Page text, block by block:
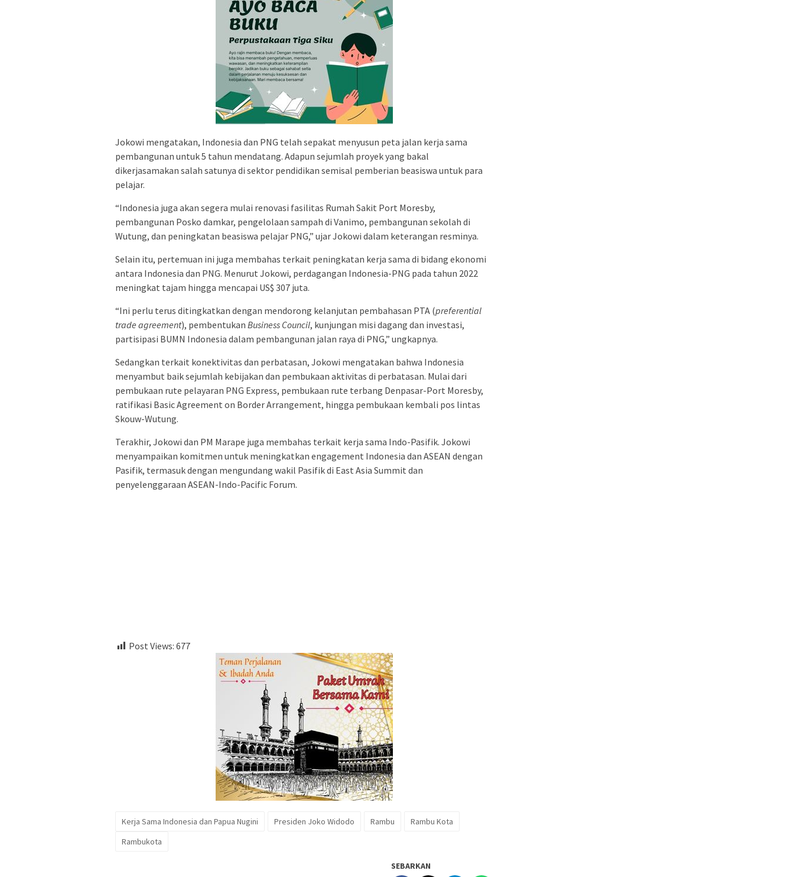
Jokowi mengatakan, Indonesia dan PNG telah sepakat menyusun peta jalan kerja sama
pembangunan untuk 5 tahun mendatang. Adapun sejumlah proyek yang bakal
dikerjasamakan salah satunya di sektor pendidikan semisal pemberian beasiswa untuk para
pelajar.
“Indonesia juga akan segera mulai renovasi fasilitas Rumah Sakit Port Moresby,
pembangunan Posko damkar, pengelolaan sampah di Vanimo, pembangunan sekolah di
Wutung, dan peningkatan beasiswa pelajar PNG,” ujar Jokowi dalam keterangan resminya.
Selain itu, pertemuan ini juga membahas terkait peningkatan kerja sama di bidang ekonomi
antara Indonesia dan PNG. Menurut Jokowi, perdagangan Indonesia-PNG pada tahun 2022
meningkat tajam hingga mencapai US$ 307 juta.
“Ini perlu terus ditingkatkan dengan mendorong kelanjutan pembahasan PTA (preferential
trade agreement), pembentukan Business Council, kunjungan misi dagang dan investasi,
partisipasi BUMN Indonesia dalam pembangunan jalan raya di PNG,” ungkapnya.
Sedangkan terkait konektivitas dan perbatasan, Jokowi mengatakan bahwa Indonesia
menyambut baik sejumlah kebijakan dan pembukaan aktivitas di perbatasan. Mulai dari
pembukaan rute pelayaran PNG Express, pembukaan rute terbang Denpasar-Port Moresby,
ratifikasi Basic Agreement on Border Arrangement, hingga pembukaan kembali pos lintas
Skouw-Wutung.
Terakhir, Jokowi dan PM Marape juga membahas terkait kerja sama Indo-Pasifik. Jokowi
menyampaikan komitmen untuk meningkatkan engagement Indonesia dan ASEAN dengan
Pasifik, termasuk dengan mengundang wakil Pasifik di East Asia Summit dan
penyelenggaraan ASEAN-Indo-Pacific Forum.
Post Views: 677
Kerja Sama Indonesia dan Papua Nugini Presiden Joko Widodo Rambu
Rambu Kota
Rambukota
SEBARKAN